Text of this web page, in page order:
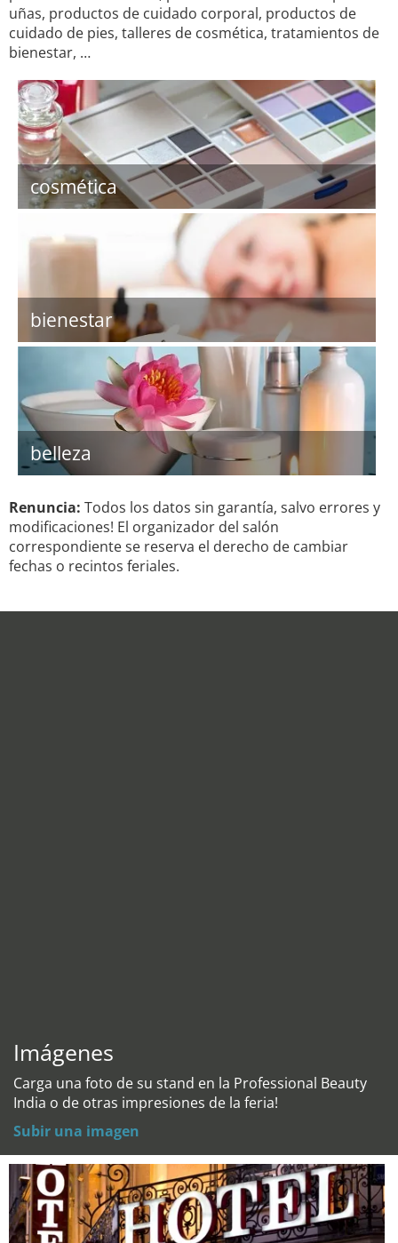
uñas, productos de cuidado corporal, productos de
cuidado de pies, talleres de cosmética, tratamientos de
bienestar, …
cosmética
bienestar
belleza
Renuncia: Todos los datos sin garantía, salvo errores y
modificaciones! El organizador del salón
correspondiente se reserva el derecho de cambiar
fechas o recintos feriales.
Imágenes
Carga una foto de su stand en la Professional Beauty
India o de otras impresiones de la feria!
Subir una imagen